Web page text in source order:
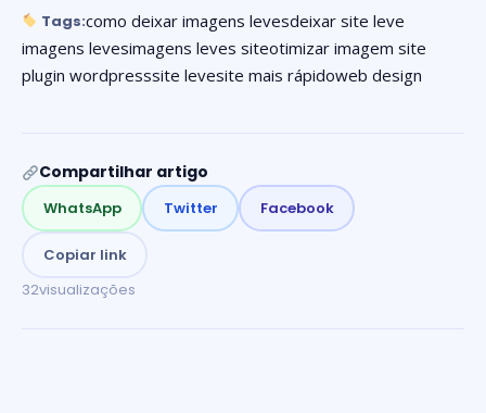
Tags:como deixar imagens levesdeixar site leve
imagens levesimagens leves siteotimizar imagem site
plugin wordpresssite levesite mais rápidoweb design
Compartilhar artigo
WhatsApp Twitter Facebook
Copiar link
32visualizações